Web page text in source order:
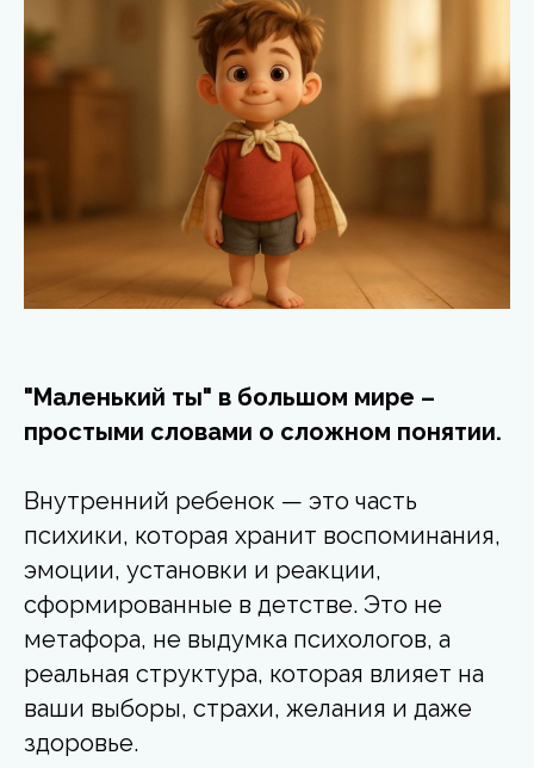
"Маленький ты" в большом мире –
простыми словами о сложном понятии.
Внутренний ребенок — это часть
психики, которая хранит воспоминания,
эмоции, установки и реакции,
сформированные в детстве. Это не
метафора, не выдумка психологов, а
реальная структура, которая влияет на
ваши выборы, страхи, желания и даже
здоровье.